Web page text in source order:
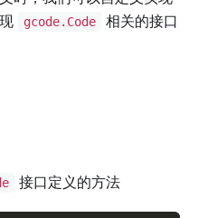
gcode.Code
相关的接口
接口定义的方法